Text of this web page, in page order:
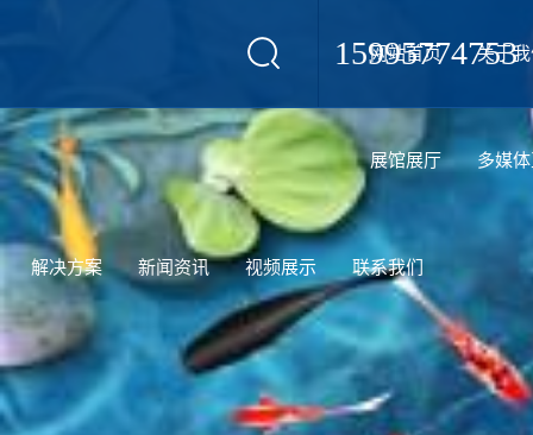
15995774753
网站首页 关于
展馆展厅 多媒
解决方案 新闻资讯 视频展示 联系我们